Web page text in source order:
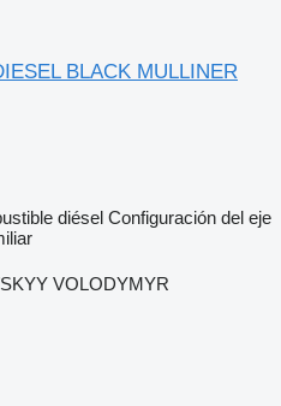
BLACK MULLINER
diésel Configuración del eje
VOLODYMYR